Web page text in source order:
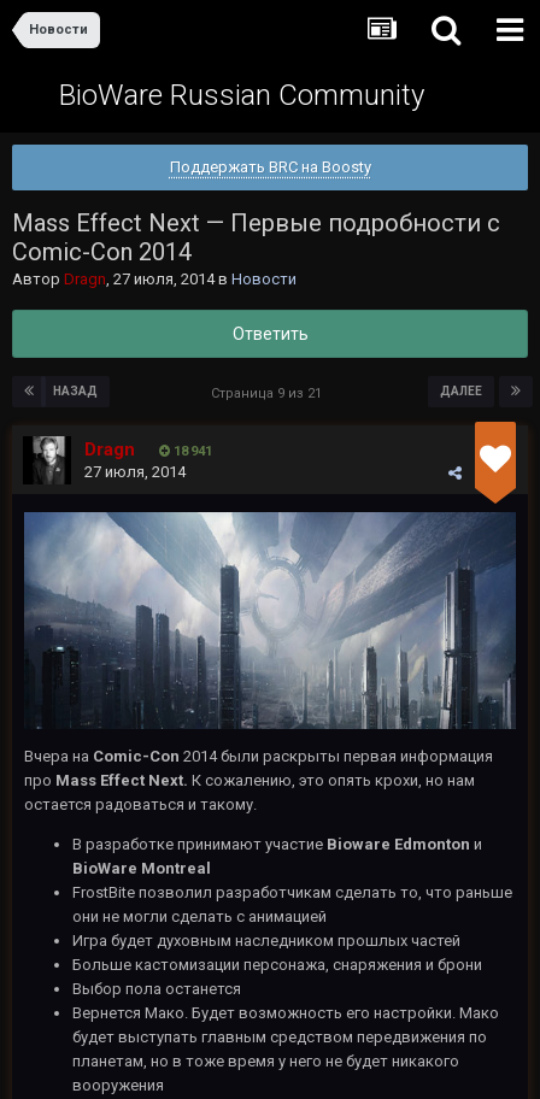
Новости
BioWare Russian Community
Поддержать BRC на Boosty
Mass Effect Next — Первые подробности с
Comic-Con 2014
Автор Dragn, 27 июля, 2014в Новости
Ответить
НАЗАД ДАЛЕЕ
Страница 9 из 21
Dragn 18 941
27 июля, 2014
Вчера на Comiс-Con 2014 были раскрыты первая информация
про Mass Effect Next. К сожалению, это опять крохи, но нам
остается радоваться и такому.
В разработке принимают участие Bioware Edmonton и
BioWare Montreal
FrostBite позволил разработчикам сделать то, что раньше
они не могли сделать с анимацией
Игра будет духовным наследником прошлых частей
Больше кастомизации персонажа, снаряжения и брони
Выбор пола останется
Вернется Мако. Будет возможность его настройки. Мако
будет выступать главным средством передвижения по
планетам, но в тоже время у него не будет никакого
вооружения